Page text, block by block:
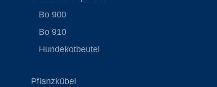
Bo 900
Bo 910
Hundekotbeutel
Pflanzkübel